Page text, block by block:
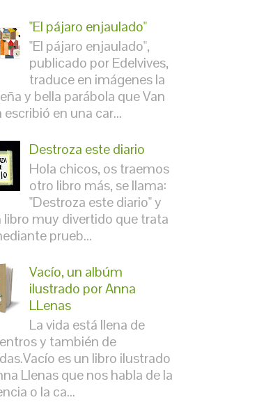
"El pájaro enjaulado"
"El pájaro enjaulado",
publicado por Edelvives,
traduce en imágenes la
y bella parábola que Van
escribió en una car...
Destroza este diario
Hola chicos, os traemos
otro libro más, se llama:
"Destroza este diario" y
libro muy divertido que trata
prueb...
Vacío, un albúm
ilustrado por Anna
LLenas
La vida está llena de
y también de
es un libro ilustrado
Llenas que nos habla de la
o la ca...